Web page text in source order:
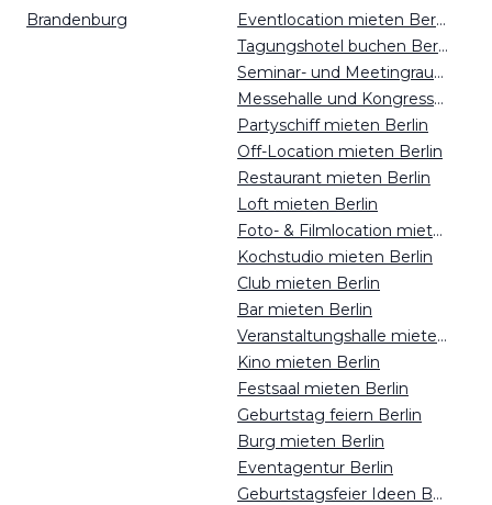
Brandenburg
Eventlocation mieten Berlin
Tagungshotel buchen Berlin
Seminar- und Meetingraum mieten Berlin
Messehalle und Kongresszentrum mieten Berlin
Partyschiff mieten Berlin
Off-Location mieten Berlin
Restaurant mieten Berlin
Loft mieten Berlin
Foto- & Filmlocation mieten Berlin
Kochstudio mieten Berlin
Club mieten Berlin
Bar mieten Berlin
Veranstaltungshalle mieten Berlin
Kino mieten Berlin
Festsaal mieten Berlin
Geburtstag feiern Berlin
Burg mieten Berlin
Eventagentur Berlin
Geburtstagsfeier Ideen Berlin